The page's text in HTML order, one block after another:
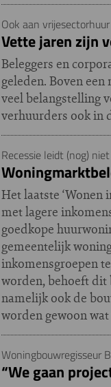
Ook aan
Vette jaren zijn
Beleggers en
geleden. Boven
veel belangstelling
verhuurders ook in
Recessie leidt (nog)
Het laatste
met lagere
goedkope
gemeentelijk
inkomensgroepen
worden, behoeft dit
namelijk ook de
worden gewoon
Woningbouwregisseur
“We gaan